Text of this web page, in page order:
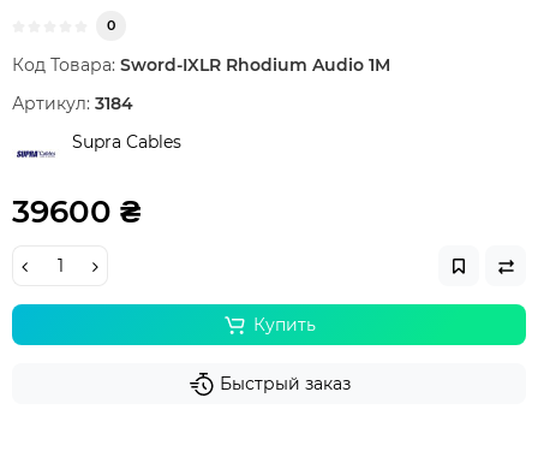
0
Код Товара: Sword-IXLR Rhodium Audio 1M
Артикул: 3184
Supra Cables
39600 ₴
Купить
Быстрый заказ